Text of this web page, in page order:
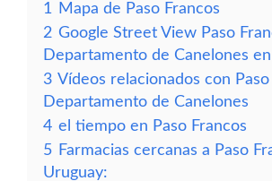
1
Mapa de Paso Francos
2 Google Street View Paso
Departamento de Canelones
3 Vídeos relacionados con
Departamento de Canelones
4 el tiempo en Paso Francos
5 Farmacias cercanas a Paso
Uruguay: